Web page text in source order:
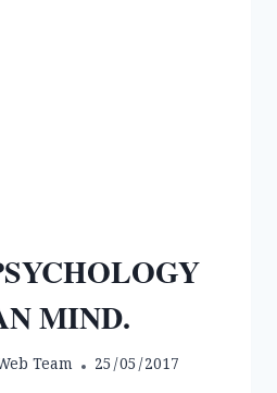
MIND.
Team 25/05/2017